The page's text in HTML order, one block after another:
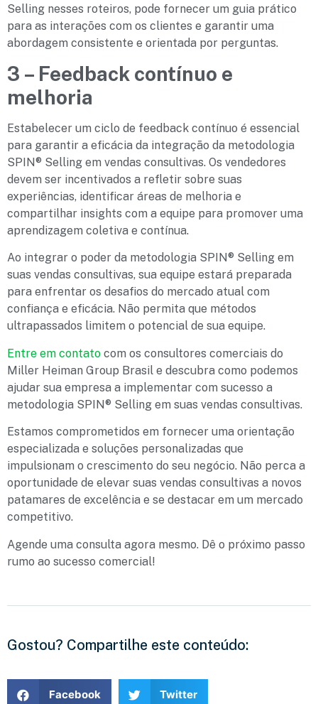
Selling nesses roteiros, pode fornecer um guia prático
para as interações com os clientes e garantir uma
abordagem consistente e orientada por perguntas.
3 – Feedback contínuo e
melhoria
Estabelecer um ciclo de feedback contínuo é essencial
para garantir a eficácia da integração da metodologia
SPIN® Selling em vendas consultivas. Os vendedores
devem ser incentivados a refletir sobre suas
experiências, identificar áreas de melhoria e
compartilhar insights com a equipe para promover uma
aprendizagem coletiva e contínua.
Ao integrar o poder da metodologia SPIN® Selling em
suas vendas consultivas, sua equipe estará preparada
para enfrentar os desafios do mercado atual com
confiança e eficácia. Não permita que métodos
ultrapassados limitem o potencial de sua equipe.
Entre em contato com os consultores comerciais do
Miller Heiman Group Brasil e descubra como podemos
ajudar sua empresa a implementar com sucesso a
metodologia SPIN® Selling em suas vendas consultivas.
Estamos comprometidos em fornecer uma orientação
especializada e soluções personalizadas que
impulsionam o crescimento do seu negócio. Não perca a
oportunidade de elevar suas vendas consultivas a novos
patamares de excelência e se destacar em um mercado
competitivo.
Agende uma consulta agora mesmo. Dê o próximo passo
rumo ao sucesso comercial!
Gostou? Compartilhe este conteúdo:
Facebook Twitter